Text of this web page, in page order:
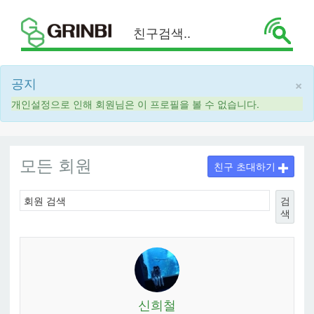
×
공지
개인설정으로 인해 회원님은 이 프로필을 볼 수 없습니다.
모든 회원
검
색
친구 초대하기
신희철